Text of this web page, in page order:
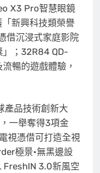
X3 Pro智慧眼鏡
新興科技類榮譽
借沉浸式家庭影院
」；32R84 QD-
暢的遊戲體驗，
產品技術創新大
一舉奪得3項金
視憑借可打造全視
極景•無黑邊設
FreshIN 3.0新風空